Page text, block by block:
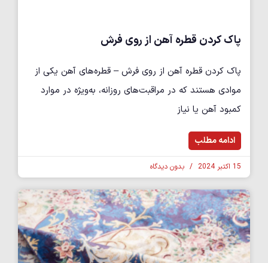
پاک کردن قطره آهن از روی فرش
پاک کردن قطره آهن از روی فرش – قطره‌های آهن یکی از
موادی هستند که در مراقبت‌های روزانه، به‌ویژه در موارد
کمبود آهن یا نیاز
ادامه مطلب
15 اکتبر 2024 بدون دیدگاه